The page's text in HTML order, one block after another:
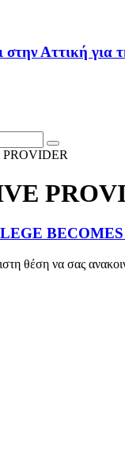
στην Αττική για
θέση να σας